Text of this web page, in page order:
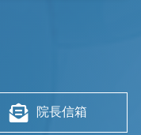
院長信箱